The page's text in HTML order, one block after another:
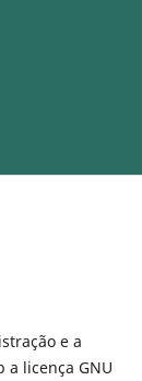
e a
a licença GNU